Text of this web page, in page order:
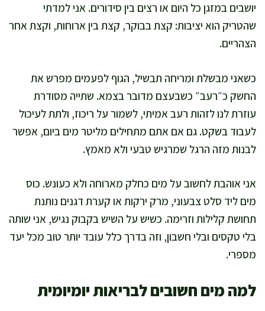
יושבים במזגן כל היום או רצים בין סידורים. אני למדתי
שהטריק הוא יציבות: קצת בבוקר, קצת בין ארוחות, וקצת אחר
הצהריים.
כשאני מבשלת ומריחה תבשיל, הגוף לפעמים מפרש את
החשק כ״רעב״ כשבעצם מדובר בצמא. שתייה מסודרת
עוזרת לנו לזהות רעב אמיתי, לשמור על ריכוז, ולתת לעיכול
לעבוד בשקט. גם אם אתם מתחילים מליטר מים ביום, אפשר
לבנות מזה הרגל שמרגיש טבעי ולא מאמץ.
אני אוהבת לחשוב על מים כחלק מארוחה ולא כעונש. כוס
מים ליד סלט צבעוני, מרק ירקות או קערת דגנים נותנת
תחושת קלילות וזרימה. כשיש על השיש בקבוק נגיש, אני שותה
בלי טקסים ובלי חשבון, וזה בדרך כלל עובד יותר טוב מכל יעד
מספרי.
למה מים חשובים לבריאות יומיומית